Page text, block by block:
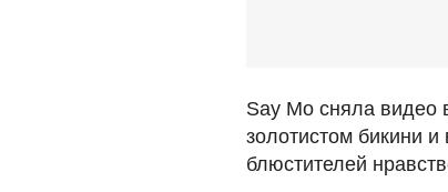
Say Mo сняла видео
золотистом бикини
блюстителей